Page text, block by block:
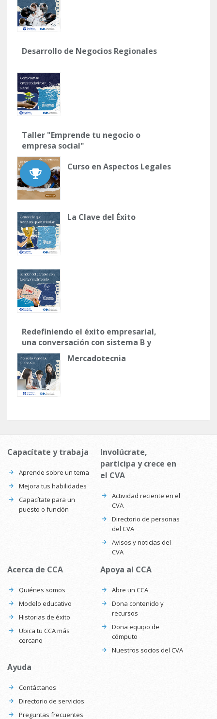
Desarrollo de Negocios Regionales
Taller "Emprende tu negocio o
empresa social"
Curso en Aspectos Legales
La Clave del Éxito
Redefiniendo el éxito empresarial,
una conversación con sistema B y
natura
Mercadotecnia
Capacítate y trabaja
Aprende sobre un tema
Mejora tus habilidades
Capacítate para un
puesto o función
Involúcrate,
participa y crece en
el CVA
Actividad reciente en el
CVA
Directorio de personas
del CVA
Avisos y noticias del
CVA
Acerca de CCA
Quiénes somos
Modelo educativo
Historias de éxito
Ubica tu CCA más
cercano
Apoya al CCA
Abre un CCA
Dona contenido y
recursos
Dona equipo de
cómputo
Nuestros socios del CVA
Ayuda
Contáctanos
Directorio de servicios
Preguntas frecuentes